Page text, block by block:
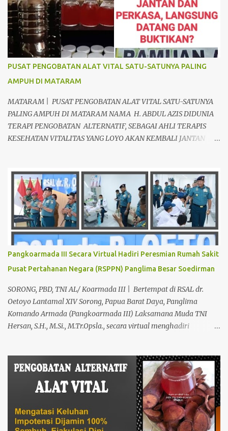
PUSAT PENGOBATAN ALAT VITAL SATU-SATUNYA PALING
AMPUH DI MATARAM
MATARAM | PUSAT PENGOBATAN ALAT VITAL SATU-SATUNYA
PALING AMPUH DI MATARAM NAMA H. ABDUL AZIS DIDUNIA
TERAPI PENGOBATAN ALTERNATIF, SEBAGAI AHLI TERAPIS
KESEHATAN VITALITAS YANG LOYO AKAN KEMBALI JANTAN
Prakteknya Yang sudah menyebar diseluruh daerah di Indonesia
Sangat Dibutuhkan di Mata Warga Membuat Pengobatan
Keperkasaan Pria, H. Abdul Azis sangat direkomendasikan. ANDA
INGIN MENCARI PENGOBATAN KEPERKASAAN Paling Ampuh Di
Kota Terdekat Di Mataram,? Kami Solusinya Jituh Ampuh , Tepat
Serta Dengan Waktu Yang Cepat Untuk Menyembuhkan Berbagai
keluhan Alat Vital Yang Anda Derita Atau Kurang Percaya Diri.
Pilih Salah Satu Keahlian Nya Sebab Pengobatan TRADISIONAL
Kami Memberikan Solusi Untuk Keharmonisan Rumah Tangga
Yang Benar-benar Manjur Khasiatnya, Dan Bertanggung Jawab
Serta Bergaransi.? Kali ini, H. Abdul Azis Hadir Di Pro...
Pangkoarmada III Secara Virtual Hadiri Peresmian Rumah Sakit
Pusat Pertahanan Negara (RSPPN) Panglima Besar Soedirman
SORONG, PBD, TNI AL/ Koarmada III | Bertempat di RSAL dr.
Oetoyo Lantamal XIV Sorong, Papua Barat Daya, Panglima
Komando Armada (Pangkoarmada III) Laksamana Muda TNI
Hersan, S.H., M.Si., M.Tr.Opsla., secara virtual menghadiri
tersebar di seluruh Indonesia, oleh Presiden Republik Indonesia Ir.
H. Jokowi Widodo yang didampingi Menteri Pertahanan RI
Prabowo Subianto, adapun peresmian tersebut diselenggarakan di
RSPPN, Jl. RC. Veteran Raya No.178, Bintaro, Kec. Pesanggrahan,
Kota Jakarta Selatan. Senin (19/02/24). Presiden Republik
Indonesia sangat menghargai dan mengapresiasi pembangunan